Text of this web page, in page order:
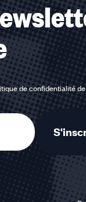
de confidentialité de